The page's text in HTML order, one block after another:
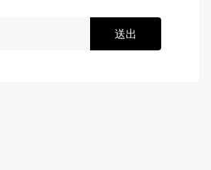
送出